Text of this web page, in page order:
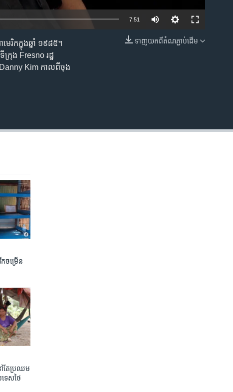
EMBED
7:51
ទាញ​យក​ពី​តំណភ្ជាប់​ដើម
ក​ក្នុង​ឆ្នាំ ១៩៨៥។
ង Fresno រដ្ឋ
Kim កាល​ពី​ចុង​
ចម្រើន
តែប្រឈម
ទេសថៃ